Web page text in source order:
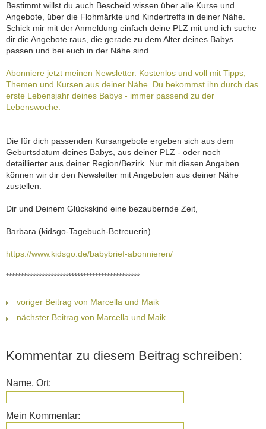
Bestimmt willst du auch Bescheid wissen über alle Kurse und
Angebote, über die Flohmärkte und Kindertreffs in deiner Nähe.
Schick mir mit der Anmeldung einfach deine PLZ mit und ich suche
dir die Angebote raus, die gerade zu dem Alter deines Babys
passen und bei euch in der Nähe sind.
Abonniere jetzt meinen Newsletter. Kostenlos und voll mit Tipps,
Themen und Kursen aus deiner Nähe. Du bekommst ihn durch das
erste Lebensjahr deines Babys - immer passend zu der
Lebenswoche.
Die für dich passenden Kursangebote ergeben sich aus dem
Geburtsdatum deines Babys, aus deiner PLZ - oder noch
detaillierter aus deiner Region/Bezirk. Nur mit diesen Angaben
können wir dir den Newsletter mit Angeboten aus deiner Nähe
zustellen.
Dir und Deinem Glückskind eine bezaubernde Zeit,
Barbara (kidsgo-Tagebuch-Betreuerin)
https://www.kidsgo.de/babybrief-abonnieren/
*********************************************
voriger Beitrag von Marcella und Maik
nächster Beitrag von Marcella und Maik
Kommentar zu diesem Beitrag schreiben:
Name, Ort:
Mein Kommentar: